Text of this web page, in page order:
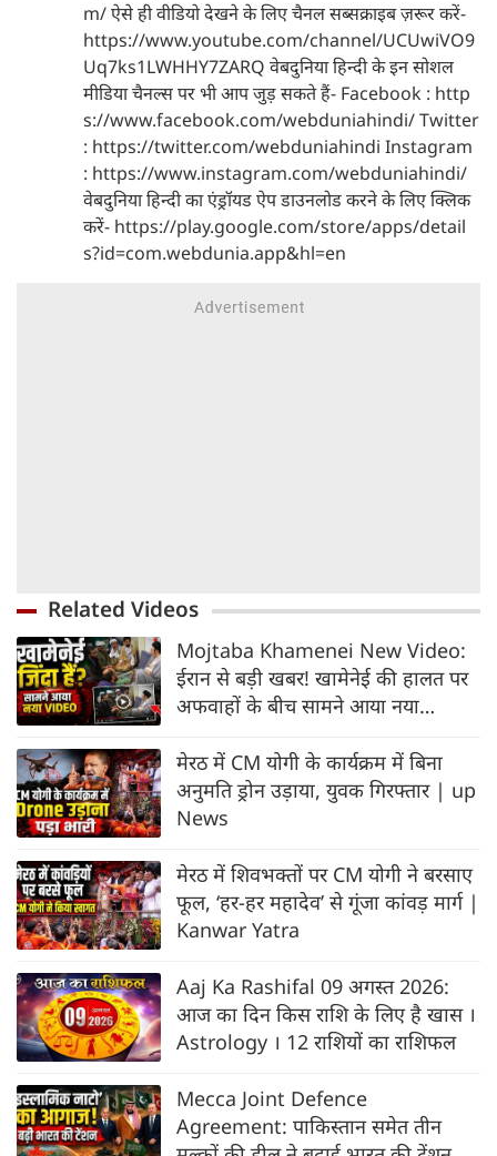
m/ ऐसे ही वीडियो देखने के लिए चैनल सब्सक्राइब ज़रूर करें-
https://www.youtube.com/channel/UCUwiVO9
Uq7ks1LWHHY7ZARQ वेबदुनिया हिन्दी के इन सोशल
मीडिया चैनल्स पर भी आप जुड़ सकते हैं- Facebook : http
s://www.facebook.com/webduniahindi/ Twitter
: https://twitter.com/webduniahindi Instagram
: https://www.instagram.com/webduniahindi/
वेबदुनिया हिन्दी का एंड्रॉयड ऐप डाउनलोड करने के लिए क्लिक
करें- https://play.google.com/store/apps/detail
s?id=com.webdunia.app&hl=en
Related Videos
Mojtaba Khamenei New Video:
ईरान से बड़ी खबर! खामेनेई की हालत पर
अफवाहों के बीच सामने आया नया
मेरठ में CM योगी के कार्यक्रम में बिना
अनुमति ड्रोन उड़ाया, युवक गिरफ्तार | up
News
मेरठ में शिवभक्तों पर CM योगी ने बरसाए
फूल, ‘हर-हर महादेव’ से गूंजा कांवड़ मार्ग |
Kanwar Yatra
Aaj Ka Rashifal 09 अगस्त 2026:
आज का दिन किस राशि के लिए है खास ।
Astrology । 12 राशियों का राशिफल
Mecca Joint Defence
Agreement: पाकिस्तान समेत तीन